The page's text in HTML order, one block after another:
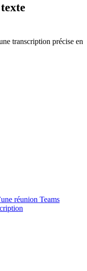
transcription précise en
réunion Teams